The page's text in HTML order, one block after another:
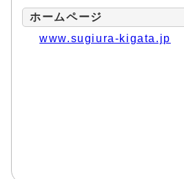
ホームページ
www.sugiura-kigata.jp